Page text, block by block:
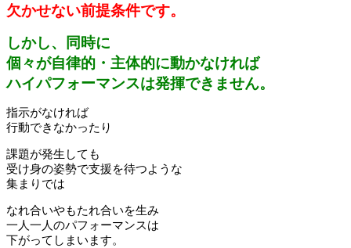
欠かせない前提条件です。
しかし、同時に
個々が自律的・主体的に動かなければ
ハイパフォーマンスは発揮できません。
指示がなければ
行動できなかったり
課題が発生しても
受け身の姿勢で支援を待つような
集まりでは
なれ合いやもたれ合いを生み
一人一人のパフォーマンスは
下がってしまいます。